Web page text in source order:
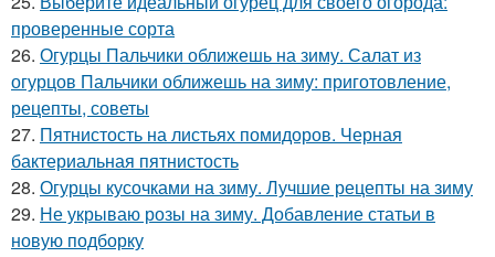
проверенные сорта
26. Огурцы Пальчики оближешь на зиму. Салат из
огурцов Пальчики оближешь на зиму: приготовление,
рецепты, советы
27. Пятнистость на листьях помидоров. Черная
бактериальная пятнистость
28. Огурцы кусочками на зиму. Лучшие рецепты на зиму
29. Не укрываю розы на зиму. Добавление статьи в
новую подборку